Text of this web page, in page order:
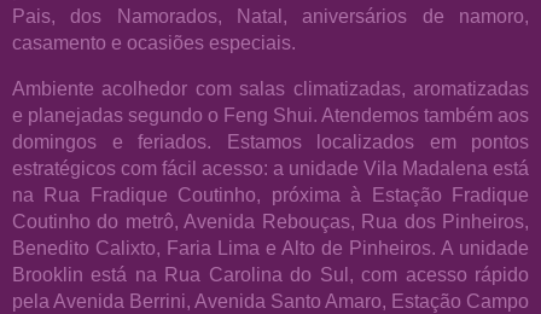
Pais, dos Namorados, Natal, aniversários de namoro,
casamento e ocasiões especiais.
Ambiente acolhedor com salas climatizadas, aromatizadas
e planejadas segundo o Feng Shui. Atendemos também aos
domingos e feriados. Estamos localizados em pontos
estratégicos com fácil acesso: a unidade Vila Madalena está
na Rua Fradique Coutinho, próxima à Estação Fradique
Coutinho do metrô, Avenida Rebouças, Rua dos Pinheiros,
Benedito Calixto, Faria Lima e Alto de Pinheiros. A unidade
Brooklin está na Rua Carolina do Sul, com acesso rápido
pela Avenida Berrini, Avenida Santo Amaro, Estação Campo